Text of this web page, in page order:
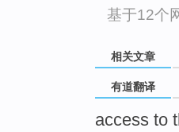
基于12个
相关文章
有道翻译
access to